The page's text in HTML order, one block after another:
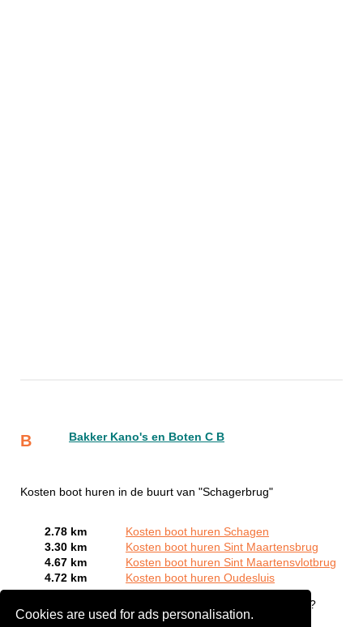
Cookies are used for ads personalisation.
B Bakker Kano's en Boten C B
Kosten boot huren in de buurt van "Schagerbrug"
2.78 km
Kosten boot huren Schagen
3.30 km
Kosten boot huren Sint Maartensbrug
4.67 km
Kosten boot huren Sint Maartensvlotbrug
4.72 km
Kosten boot huren Oudesluis
Bent of kent u een Bootverhuurbedrijven in Schagerbrug?
Meld een bedrijf gratis aan